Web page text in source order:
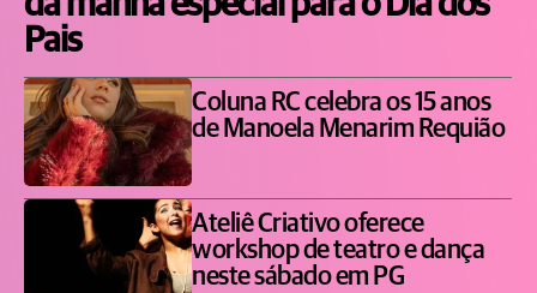
Pais
Coluna RC celebra os 15 anos
de Manoela Menarim Requião
Ateliê Criativo oferece
workshop de teatro e dança
neste sábado em PG